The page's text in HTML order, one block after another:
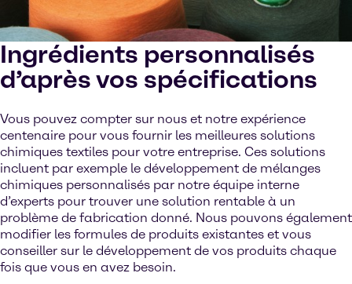
Ingrédients personnalisés
d’après vos spécifications
Vous pouvez compter sur nous et notre expérience
centenaire pour vous fournir les meilleures solutions
chimiques textiles pour votre entreprise. Ces solutions
incluent par exemple le développement de mélanges
chimiques personnalisés par notre équipe interne
d’experts pour trouver une solution rentable à un
problème de fabrication donné. Nous pouvons également
modifier les formules de produits existantes et vous
conseiller sur le développement de vos produits chaque
fois que vous en avez besoin.